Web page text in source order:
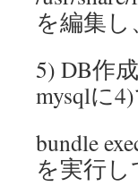
を編集
5) DB作成
mysqlに
bundle
を実行